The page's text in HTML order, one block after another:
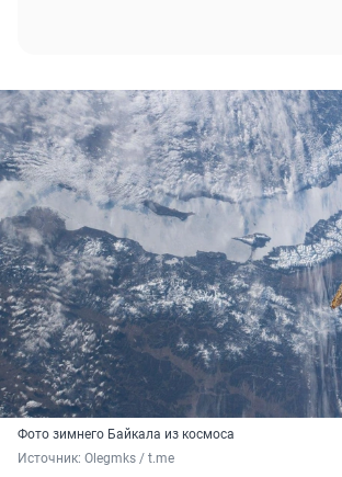
Фото зимнего Байкала из космоса
Источник: Olegmks / t.me